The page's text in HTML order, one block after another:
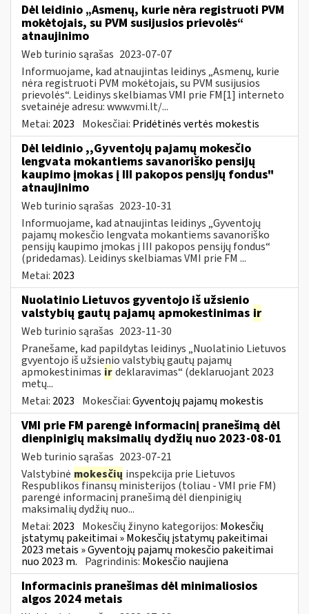
Dėl leidinio „Asmenų, kurie nėra registruoti PVM
mokėtojais, su PVM susijusios prievolės“
atnaujinimo
Web turinio sąrašas 2023-07-07
Informuojame, kad atnaujintas leidinys „Asmenų, kurie
nėra registruoti PVM mokėtojais, su PVM susijusios
prievolės“. Leidinys skelbiamas VMI prie FM[1] interneto
svetainėje adresu: www.vmi.lt/...
Metai: 2023 Mokesčiai: Pridėtinės vertės mokestis
Dėl leidinio ,,Gyventojų pajamų mokesčio
lengvata mokantiems savanoriško pensijų
kaupimo įmokas į III pakopos pensijų fondus"
atnaujinimo
Web turinio sąrašas 2023-10-31
Informuojame, kad atnaujintas leidinys „Gyventojų
pajamų mokesčio lengvata mokantiems savanoriško
pensijų kaupimo įmokas į III pakopos pensijų fondus“
(pridedamas). Leidinys skelbiamas VMI prie FM ...
Metai: 2023
Nuolatinio Lietuvos gyventojo iš užsienio
valstybių gautų pajamų apmokestinimas ir
Web turinio sąrašas 2023-11-30
Pranešame, kad papildytas leidinys „Nuolatinio Lietuvos
gvyentojo iš užsienio valstybių gautų pajamų
apmokestinimas irdeklaravimas“ (deklaruojant 2023
metų...
Metai: 2023 Mokesčiai:Gyventojų pajamų mokestis
VMI prie FM parengė informacinį pranešimą dėl
dienpinigių maksimalių dydžių nuo 2023-08-01
Web turinio sąrašas 2023-07-21
Valstybinė mokesčių inspekcija prie Lietuvos
Respublikos finansų ministerijos (toliau - VMI prie FM)
parengė informacinį pranešimą dėl dienpinigių
maksimalių dydžių nuo...
Metai: 2023 Mokesčių žinyno kategorijos: Mokesčių
įstatymų pakeitimai » Mokesčių įstatymų pakeitimai
2023 metais » Gyventojų pajamų mokesčio pakeitimai
nuo 2023 m. Pagrindinis: Mokesčio naujiena
Informacinis pranešimas dėl minimaliosios
algos 2024 metais